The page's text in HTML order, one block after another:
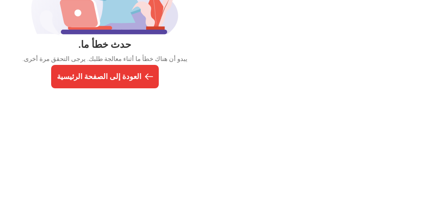
حدث خطأ ما.
يبدو أن هناك خطأ ما أثناء معالجة طلبك. يرجى التحقق مرة أخرى.
العودة إلى الصفحة الرئيسية